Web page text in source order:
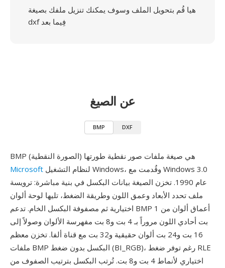
هيا قُم بتحويل الملف وسوف يمكنك تنزيل ملفك بصيغة
dxf فِيما بعد
عن الصيغ
BMP DXF
BMP (الصورة النقطية) هي صيغة ملفات صور نقطية طورتها
Microsoft
عام 1990. تخزن الصيغة بيانات البكسل في بنية مباشرة: ترويسة
ملف تحدد الأبعاد وعمق اللون وطريقة الضغط، تليها لوحة ألوان
اختيارية ثم مصفوفة البكسل الخام. تدعم BMP أعماق ألوان من 1
بت أحادي اللون مروراً بـ 4 بت و8 بت مفهرسة الألوان وصولاً إلى
16 بت و24 بت ألوان حقيقية و32 بت مع قناة ألفا. تخزن معظم
ملفات BMP البكسل بدون ضغط (BI_RGB)، رغم توفر ضغط RLE
اختياري لأنماط 4 بت و8 بت. تُرتب البكسل بترتيب الصفوف من